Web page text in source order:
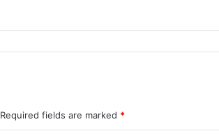
Required fields are marked *